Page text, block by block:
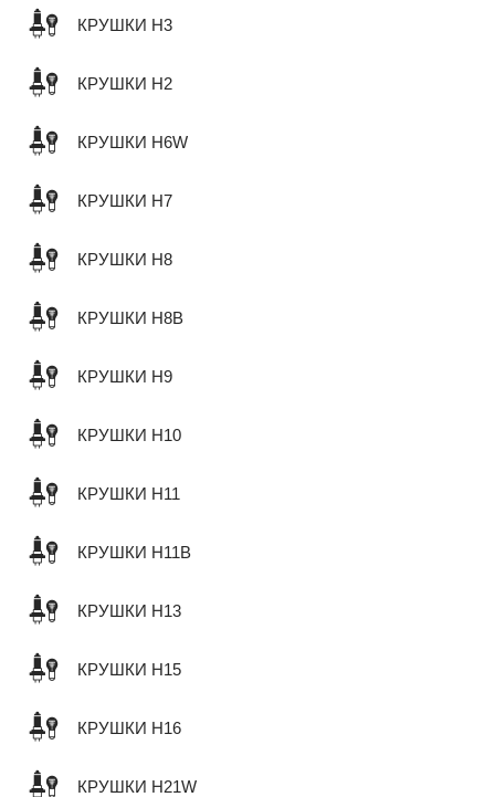
КРУШКИ H3
КРУШКИ H2
КРУШКИ H6W
КРУШКИ H7
КРУШКИ H8
КРУШКИ H8B
КРУШКИ H9
КРУШКИ H10
КРУШКИ H11
КРУШКИ H11B
КРУШКИ H13
КРУШКИ H15
КРУШКИ H16
КРУШКИ H21W